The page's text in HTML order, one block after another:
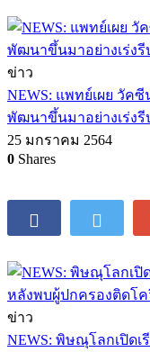
ข่าว
NEWS: แพทย์เผย วัค
พัฒนาขึ้นมาอย่างเร่งรี
25 มกราคม 2564
0 Shares
ข่าว
NEWS: พิษณุโลกเปิดเ